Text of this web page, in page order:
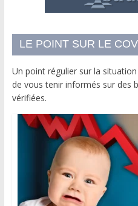
LE POINT SUR LE
Un point régulier sur la
de vous tenir informés sur des
vérifiées.